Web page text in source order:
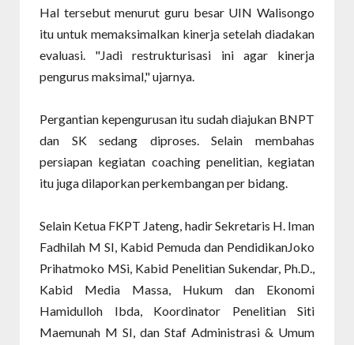
Hal tersebut menurut guru besar UIN Walisongo
itu untuk memaksimalkan kinerja setelah diadakan
evaluasi. "Jadi restrukturisasi ini agar kinerja
pengurus maksimal," ujarnya.
Pergantian kepengurusan itu sudah diajukan BNPT
dan SK sedang diproses. Selain membahas
persiapan kegiatan coaching penelitian, kegiatan
itu juga dilaporkan perkembangan per bidang.
Selain Ketua FKPT Jateng, hadir Sekretaris H. Iman
Fadhilah M SI, Kabid Pemuda dan PendidikanJoko
Prihatmoko MSi, Kabid Penelitian Sukendar, Ph.D.,
Kabid Media Massa, Hukum dan Ekonomi
Hamidulloh Ibda, Koordinator Penelitian Siti
Maemunah M SI, dan Staf Administrasi & Umum